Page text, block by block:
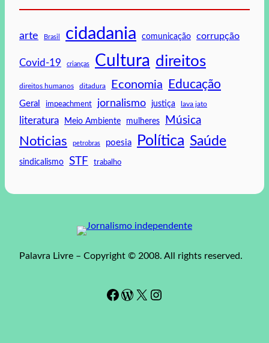
arte Brasil cidadania comunicação corrupção
Covid-19 crianças Cultura direitos
direitos humanos ditadura Economia Educação
Geral impeachment jornalismo justiça lava jato
literatura Meio Ambiente mulheres Música
Noticias petrobras poesia Política Saúde
sindicalismo STF trabalho
Palavra Livre – Copyright © 2008. All rights reserved.
Facebook WordPress # Instagram